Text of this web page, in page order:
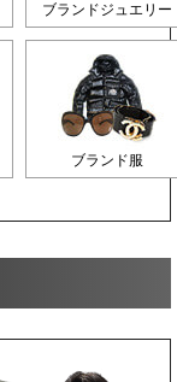
ブランドジュエリー
ブランド服